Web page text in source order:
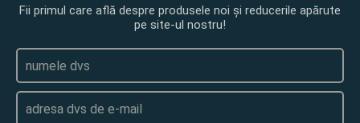
Fii primul care află despre produsele noi și reducerile apărute
pe site-ul nostru!